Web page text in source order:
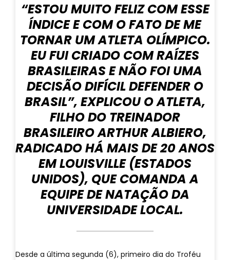
“ESTOU MUITO FELIZ COM ESSE
ÍNDICE E COM O FATO DE ME
TORNAR UM ATLETA OLÍMPICO.
EU FUI CRIADO COM RAÍZES
BRASILEIRAS E NÃO FOI UMA
DECISÃO DIFÍCIL DEFENDER O
BRASIL”, EXPLICOU O ATLETA,
FILHO DO TREINADOR
BRASILEIRO ARTHUR ALBIERO,
RADICADO HÁ MAIS DE 20 ANOS
EM LOUISVILLE (ESTADOS
UNIDOS), QUE COMANDA A
EQUIPE DE NATAÇÃO DA
UNIVERSIDADE LOCAL.
Desde a última segunda (6), primeiro dia do Troféu